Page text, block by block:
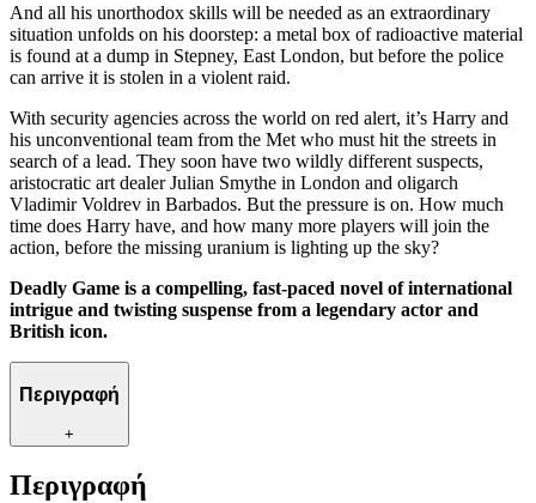
And all his unorthodox skills will be needed as an extraordinary
situation unfolds on his doorstep: a metal box of radioactive material
is found at a dump in Stepney, East London, but before the police
can arrive it is stolen in a violent raid.
With security agencies across the world on red alert, it’s Harry and
his unconventional team from the Met who must hit the streets in
search of a lead. They soon have two wildly different suspects,
aristocratic art dealer Julian Smythe in London and oligarch
Vladimir Voldrev in Barbados. But the pressure is on. How much
time does Harry have, and how many more players will join the
action, before the missing uranium is lighting up the sky?
Deadly Game is a compelling, fast-paced novel of international
intrigue and twisting suspense from a legendary actor and
British icon.
Περιγραφή
+
Περιγραφή